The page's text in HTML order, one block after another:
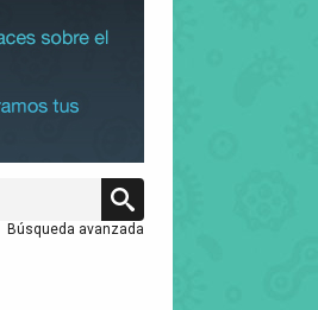
Búsqueda avanzada